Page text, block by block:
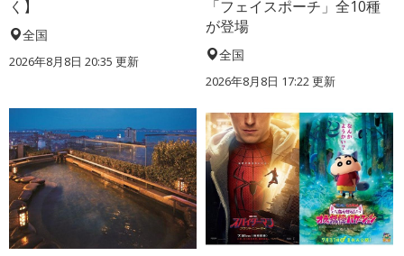
く】
全国
2026年8月8日 20:35 更新
「フェイスポーチ」全10種
が登場
全国
2026年8月8日 17:22更新